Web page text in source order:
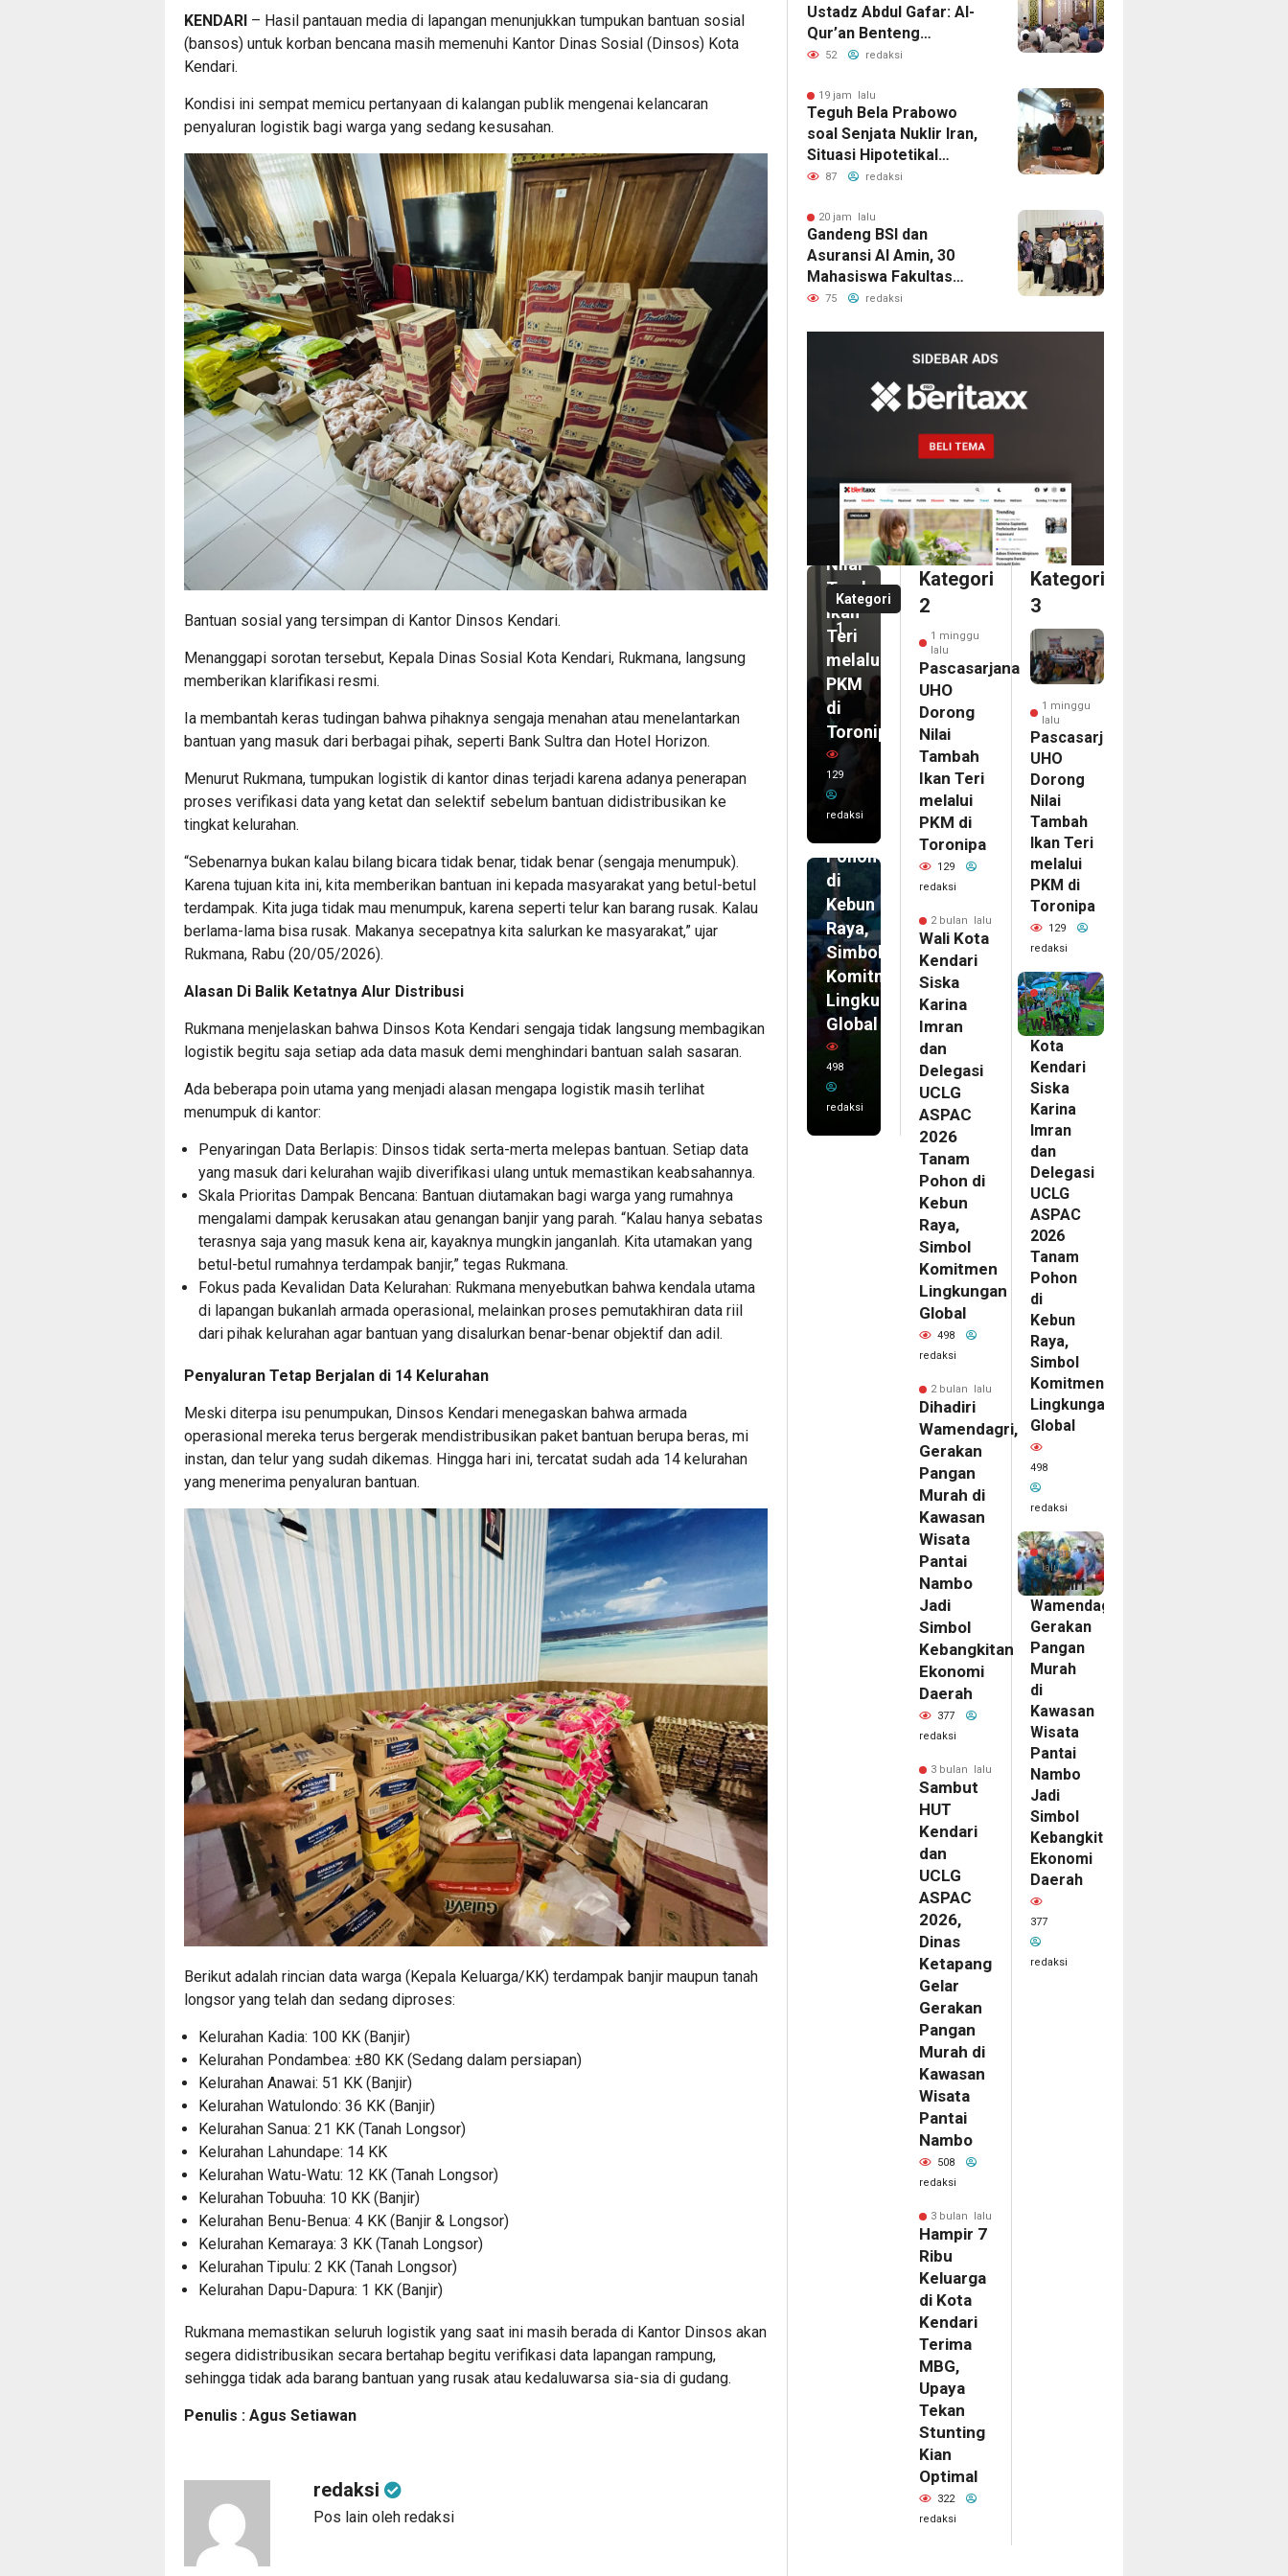
KENDARI – Hasil pantauan media di lapangan menunjukkan tumpukan bantuan sosial
(bansos) untuk korban bencana masih memenuhi Kantor Dinas Sosial (Dinsos) Kota
Kendari.
Kondisi ini sempat memicu pertanyaan di kalangan publik mengenai kelancaran
penyaluran logistik bagi warga yang sedang kesusahan.
Bantuan sosial yang tersimpan di Kantor Dinsos Kendari.
Menanggapi sorotan tersebut, Kepala Dinas Sosial Kota Kendari, Rukmana, langsung
memberikan klarifikasi resmi.
Ia membantah keras tudingan bahwa pihaknya sengaja menahan atau menelantarkan
bantuan yang masuk dari berbagai pihak, seperti Bank Sultra dan Hotel Horizon.
Menurut Rukmana, tumpukan logistik di kantor dinas terjadi karena adanya penerapan
proses verifikasi data yang ketat dan selektif sebelum bantuan didistribusikan ke
tingkat kelurahan.
“Sebenarnya bukan kalau bilang bicara tidak benar, tidak benar (sengaja menumpuk).
Karena tujuan kita ini, kita memberikan bantuan ini kepada masyarakat yang betul-betul
terdampak. Kita juga tidak mau menumpuk, karena seperti telur kan barang rusak. Kalau
berlama-lama bisa rusak. Makanya secepatnya kita salurkan ke masyarakat,” ujar
Rukmana, Rabu (20/05/2026).
Alasan Di Balik Ketatnya Alur Distribusi
Rukmana menjelaskan bahwa Dinsos Kota Kendari sengaja tidak langsung membagikan
logistik begitu saja setiap ada data masuk demi menghindari bantuan salah sasaran.
Ada beberapa poin utama yang menjadi alasan mengapa logistik masih terlihat
menumpuk di kantor:
Penyaringan Data Berlapis: Dinsos tidak serta-merta melepas bantuan. Setiap data
yang masuk dari kelurahan wajib diverifikasi ulang untuk memastikan keabsahannya.
Skala Prioritas Dampak Bencana: Bantuan diutamakan bagi warga yang rumahnya
mengalami dampak kerusakan atau genangan banjir yang parah. “Kalau hanya sebatas
terasnya saja yang masuk kena air, kayaknya mungkin janganlah. Kita utamakan yang
betul-betul rumahnya terdampak banjir,” tegas Rukmana.
Fokus pada Kevalidan Data Kelurahan: Rukmana menyebutkan bahwa kendala utama
di lapangan bukanlah armada operasional, melainkan proses pemutakhiran data riil
dari pihak kelurahan agar bantuan yang disalurkan benar-benar objektif dan adil.
Penyaluran Tetap Berjalan di 14 Kelurahan
Meski diterpa isu penumpukan, Dinsos Kendari menegaskan bahwa armada
operasional mereka terus bergerak mendistribusikan paket bantuan berupa beras, mi
instan, dan telur yang sudah dikemas. Hingga hari ini, tercatat sudah ada 14 kelurahan
yang menerima penyaluran bantuan.
Berikut adalah rincian data warga (Kepala Keluarga/KK) terdampak banjir maupun tanah
longsor yang telah dan sedang diproses:
Kelurahan Kadia: 100 KK (Banjir)
Kelurahan Pondambea: ±80 KK (Sedang dalam persiapan)
Kelurahan Anawai: 51 KK (Banjir)
Kelurahan Watulondo: 36 KK (Banjir)
Kelurahan Sanua: 21 KK (Tanah Longsor)
Kelurahan Lahundape: 14 KK
Kelurahan Watu-Watu: 12 KK (Tanah Longsor)
Kelurahan Tobuuha: 10 KK (Banjir)
Kelurahan Benu-Benua: 4 KK (Banjir & Longsor)
Kelurahan Kemaraya: 3 KK (Tanah Longsor)
Kelurahan Tipulu: 2 KK (Tanah Longsor)
Kelurahan Dapu-Dapura: 1 KK (Banjir)
Rukmana memastikan seluruh logistik yang saat ini masih berada di Kantor Dinsos akan
segera didistribusikan secara bertahap begitu verifikasi data lapangan rampung,
sehingga tidak ada barang bantuan yang rusak atau kedaluwarsa sia-sia di gudang.
Penulis : Agus Setiawan
redaksi
Pos lain oleh redaksi
Ustadz Abdul Gafar: Al-
Qur’an Benteng
Pencegah
Penyakit Masyarakat
52 redaksi
19 jam lalu
Teguh Bela Prabowo
soal Senjata Nuklir Iran,
Situasi Hipotetikal
“Game Theory”
87 redaksi
20 jam lalu
Gandeng BSI dan
Asuransi Al Amin, 30
Mahasiswa Fakultas
Pertanian Unsultra
75 redaksi
Kategori
1
Pascasarjana
UHO
Dorong
Nilai
Tambah
Ikan
Teri
melalui
PKM
di
Toronipa
129
redaksi
bulan
lalu
Wali
Kota
Kendari
Siska
Karina
Imran
dan
Delegasi
UCLG
ASPAC
2026
Pohon
di
Kebun
Raya,
Simbol
Komitmen
Lingkungan
Global
498
redaksi
Kategori
2
1 minggu
lalu
Pascasarjana
UHO
Dorong
Nilai
Tambah
Ikan Teri
melalui
PKM di
Toronipa
129
redaksi
2 bulan lalu
Wali Kota
Kendari
Siska
Karina
Imran
dan
Delegasi
UCLG
ASPAC
2026
Tanam
Pohon di
Kebun
Raya,
Simbol
Komitmen
Lingkungan
Global
498
redaksi
2 bulan lalu
Dihadiri
Wamendagri,
Gerakan
Pangan
Murah di
Kawasan
Wisata
Pantai
Nambo
Jadi
Simbol
Kebangkitan
Ekonomi
Daerah
377
redaksi
3 bulan lalu
Sambut
HUT
Kendari
dan
UCLG
ASPAC
2026,
Dinas
Ketapang
Gelar
Gerakan
Pangan
Murah di
Kawasan
Wisata
Pantai
Nambo
508
redaksi
3 bulan lalu
Hampir 7
Ribu
Keluarga
di Kota
Kendari
Terima
MBG,
Upaya
Tekan
Stunting
Kian
Optimal
322
redaksi
Kategori
3
1 minggu
lalu
Pascasarjana
UHO
Dorong
Nilai
Tambah
Ikan Teri
melalui
PKM di
Toronipa
129
redaksi
2
bulan
lalu
Wali
Kota
Kendari
Siska
Karina
Imran
dan
Delegasi
UCLG
ASPAC
2026
Tanam
Pohon
di
Kebun
Raya,
Simbol
Komitmen
Lingkungan
Global
498
redaksi
2
bulan
lalu
Dihadiri
Wamendagri,
Gerakan
Pangan
Murah
di
Kawasan
Wisata
Pantai
Nambo
Jadi
Simbol
Kebangkitan
Ekonomi
Daerah
377
redaksi